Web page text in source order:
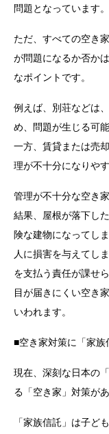
問題となっています。
ただ、すべての空き
が問題になるか否か
なポイントです。
例えば、別荘などは
め、問題が生じる可
一方、賃貸または売
理が不十分になりや
管理が不十分な空き
結果、屋根が落下し
険な建物になってし
人に損害を与えてし
を支払う責任が課せ
目が届きにくい空き
いわれます。
■空き家対策に「家
現在、深刻な日本の
る「空き家」対策が
「家族信託」は子ど